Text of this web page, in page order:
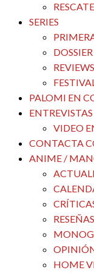
SERIES
DOSSIER
REVIEWS
PALOMI EN
ENTREVISTAS
VIDEO
CONTACTA
ANIME /
RESEÑAS
HOME